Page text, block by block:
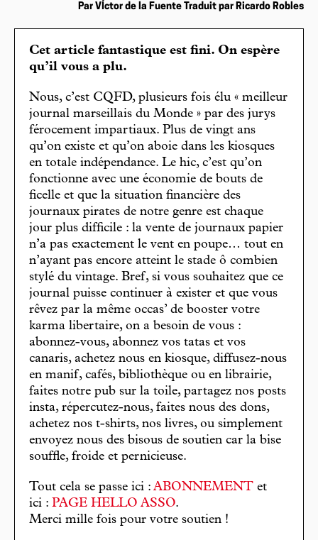
Par VÍctor de la Fuente Traduit par Ricardo Robles
Cet article fantastique est fini. On espère
qu’il vous a plu.
Nous, c’est CQFD, plusieurs fois élu « meilleur
journal marseillais du Monde » par des jurys
férocement impartiaux. Plus de vingt ans
qu’on existe et qu’on aboie dans les kiosques
en totale indépendance. Le hic, c’est qu’on
fonctionne avec une économie de bouts de
ficelle et que la situation financière des
journaux pirates de notre genre est chaque
jour plus difficile : la vente de journaux papier
n’a pas exactement le vent en poupe… tout en
n’ayant pas encore atteint le stade ô combien
stylé du vintage. Bref, si vous souhaitez que ce
journal puisse continuer à exister et que vous
rêvez par la même occas’ de booster votre
karma libertaire, on a besoin de vous :
abonnez-vous, abonnez vos tatas et vos
canaris, achetez nous en kiosque, diffusez-nous
en manif, cafés, bibliothèque ou en librairie,
faites notre pub sur la toile, partagez nos posts
insta, répercutez-nous, faites nous des dons,
achetez nos t-shirts, nos livres, ou simplement
envoyez nous des bisous de soutien car la bise
souffle, froide et pernicieuse.
Tout cela se passe ici : ABONNEMENT et
ici : PAGE HELLO ASSO.
Merci mille fois pour votre soutien !